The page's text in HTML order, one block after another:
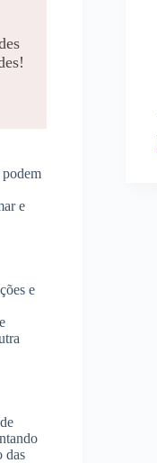
podem
e
e
das